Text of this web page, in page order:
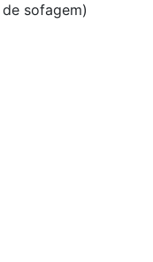
sofagem)